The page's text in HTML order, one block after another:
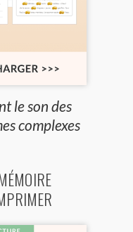
le son des
complexes